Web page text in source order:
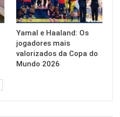
Yamal e Haaland: Os
jogadores mais
valorizados da Copa do
Mundo 2026